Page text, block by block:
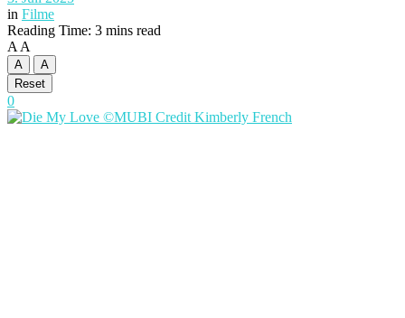
in Filme
Reading Time: 3 mins read
A A
A
A
Reset
0